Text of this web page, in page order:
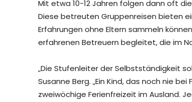
Mit etwa 10-12 Jahren folgen dann oft
Diese betreuten Gruppenreisen bieten
Erfahrungen ohne Eltern sammeln
erfahrenen Betreuern begleitet, die im
„Die Stufenleiter der Selbstständigkeit
Susanne Berg. „Ein Kind, das noch nie
zweiwöchige Ferienfreizeit im Ausland.